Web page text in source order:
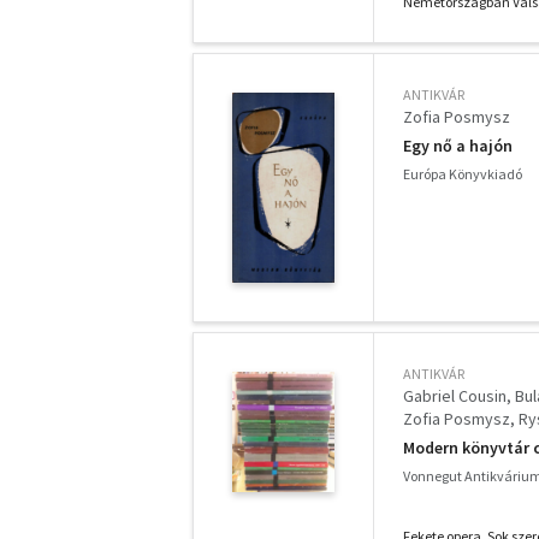
John Cheever
Stanislaw Benski
Donald Barthelme
John Sutherland
Per Olov Enquist
ANTIKVÁR
Zofia Posmysz
Egy nő a hajón
Európa Könyvkiadó
ANTIKVÁR
Gabriel Cousin
Zofia Posmysz
Miodrag Pavlovic
Valentyin Katajev
César López
Modern könyvtár
Vonnegut